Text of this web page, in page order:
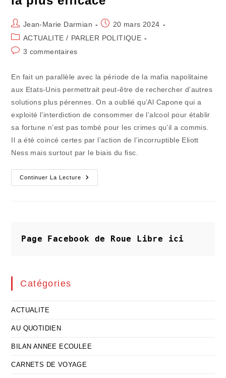
Auteur/autrice
de
publication :
Jean-Marie Darmian
Publication
publiée :
20 mars 2024
Post
category:
ACTUALITE / PARLER POLITIQUE
Commentaires
publication :
3 commentaires
En fait un parallèle avec la période de la mafia napolitaine
aux Etats-Unis permettrait peut-être de rechercher d’autres
solutions plus pérennes. On a oublié qu’Al Capone qui a
exploité l’interdiction de consommer de l’alcool pour établir
sa fortune n’est pas tombé pour les crimes qu’il a commis.
Il a été coincé certes par l’action de l’incorruptible Eliott
Ness mais surtout par le biais du fisc.
Continuer La Lecture
La
Stratégie
Page Facebook de Roue Libre ici
Catégories
ACTUALITE
AU QUOTIDIEN
BILAN ANNEE ECOULEE
CARNETS DE VOYAGE